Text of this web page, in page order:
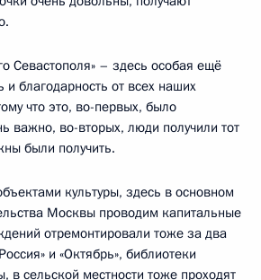
Севастополя» – здесь особая ещё
и благодарность от всех наших
что это, во-первых, было
важно, во-вторых, люди получили тот
были получить.
культуры, здесь в основном
Москвы проводим капитальные
отремонтировали тоже за два
и «Октябрь», библиотеки
в сельской местности тоже проходят